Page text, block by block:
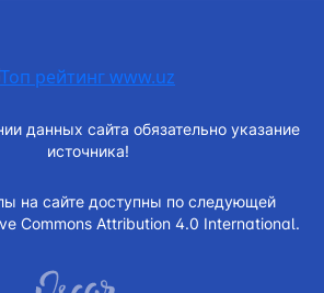
данных сайта обязательно указание
источника!
на сайте доступны по следующей
Commons Attribution 4.0 International.